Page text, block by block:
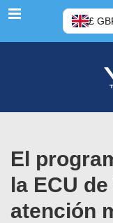
Menú £
El
la ECU
atención